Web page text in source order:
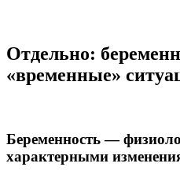
Отдельно:
«временные»
Беременность —
характерными